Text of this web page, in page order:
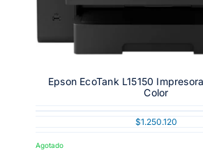
Epson EcoTank L15150
Color
$1.250.120
Agotado